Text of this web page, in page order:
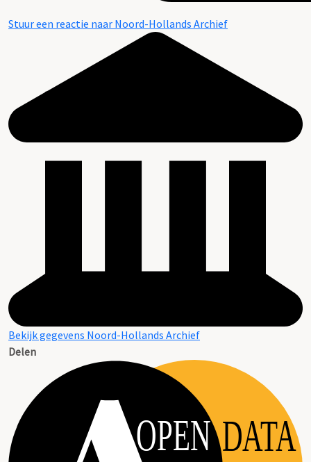
Stuur een reactie naar Noord-Hollands Archief
Bekijk gegevens Noord-Hollands Archief
Delen
OPEN DATA